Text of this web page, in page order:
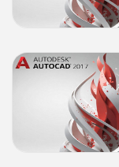
Tefrişlerin
04:31
03:37
Salon
05:05
Salon
07:03